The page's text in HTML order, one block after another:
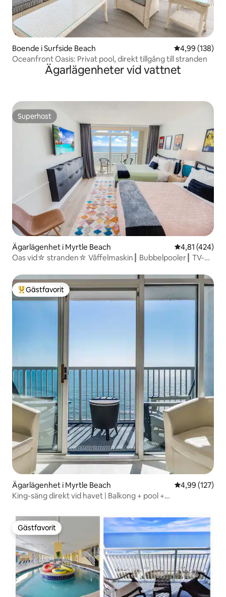
Boende i Surfside Beach 4,99 av 5 i
4,99 (138)
Oceanfront Oasis: Privat pool, direkt tillgång till stranden
Ägarlägenheter vid vattnet
Superhost
Superhost
Ägarlägenhet i Myrtle Beach 4,81 av 5 i
4,81 (424)
Oas vid☆ stranden☆ Våffelmaskin┃ Bubbelpooler┃ TV-
Populär gästfavorit
Gästfavorit
Ägarlägenhet i Myrtle Beach 4,99 av 5 i
4,99 (127)
King-säng direkt vid havet | Balkong + pool +
Gästfavorit
Gästfavorit